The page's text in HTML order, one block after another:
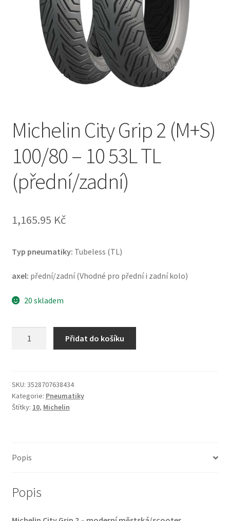
Michelin City Grip 2 (M+S)
100/80 – 10 53L TL
(přední/zadní)
1,165.95 Kč
Typ pneumatiky: Tubeless (TL)
axel: přední/zadní (Vhodné pro přední i zadní kolo)
20 skladem
(M+S)
100/80
-
(přední/zadní)
Přidat do košíku
SKU: 3528707638434
Kategorie: Pneumatiky
Štítky: 10, Michelin
Popis
Popis